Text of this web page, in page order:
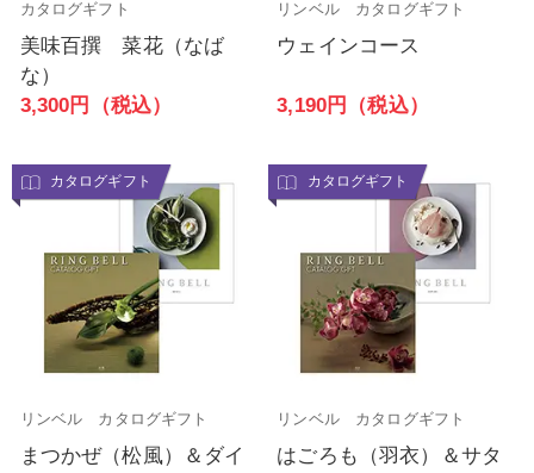
カタログギフト
美味百撰 菜花（なば
な）
3,300円（税込）
リンベル カタログギフト
ウェインコース
3,190円（税込）
カタログギフト
リンベル カタログギフト
まつかぜ（松風）＆ダイ
カタログギフト
リンベル カタログギフト
はごろも（羽衣）＆サタ